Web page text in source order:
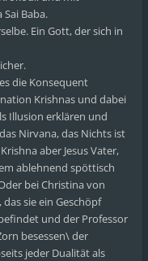
Baba.
Ein Gott, der sich in
die Konsequent
Krishnas und dabei
Illusion erklären und
Nirvana, das Nichts ist
aber Jesus Vater,
ablehnend spöttisch
bei Christina von
sie ein Geschöpf
und der Professor
besessen\ der
jeder Dualität als